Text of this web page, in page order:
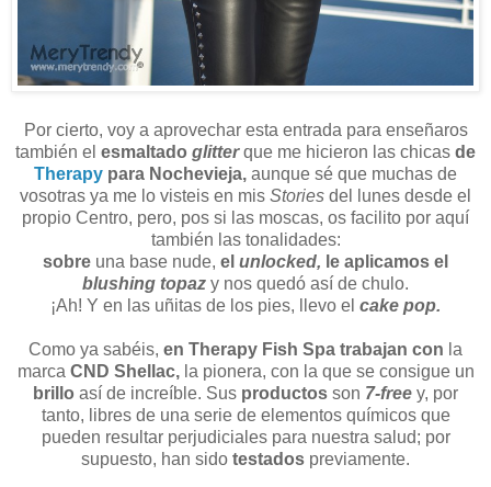
Por cierto, voy a aprovechar esta entrada para enseñaros
también el esmaltado glitterque me hicieron las chicas de
Therapy para Nochevieja, aunque sé que muchas de
vosotras ya me lo visteis en mis Stories del lunes desde el
propio Centro, pero, pos si las moscas, os facilito por aquí
también las tonalidades:
sobre una base nude, el unlocked, le aplicamos el
blushing topaz y nos quedó así de chulo.
¡Ah! Y en las uñitas de los pies, llevo el cake pop.
Como ya sabéis, en Therapy Fish Spa trabajan con la
marca CND Shellac,la pionera, con la que se consigue un
brillo así de increíble. Sus productos son 7-free y, por
tanto, libres de una serie de elementos químicos que
pueden resultar perjudiciales para nuestra salud; por
supuesto, han sido testados previamente.